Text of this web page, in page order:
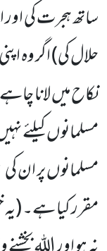
ساتھ ہجرت کی
حلال کی) اگر وہ
نکاح میں لانا
مسلمانوں کیلئے
مسلمانوں پر ان
مقرر کیا ہے۔